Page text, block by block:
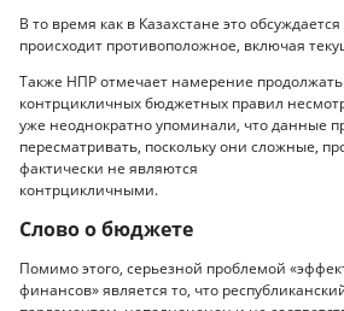
В то время как в Казахстане это
происходит противоположное, включая
Также НПР отмечает намерение
контрцикличных бюджетных правил
уже неоднократно упоминали, что данные
пересматривать, поскольку они сложные,
фактически не являются
контрцикличными.
Слово о бюджете
Помимо этого, серьезной проблемой
финансов» является то, что